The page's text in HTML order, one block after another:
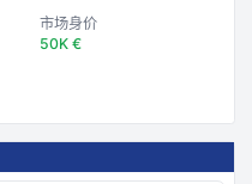
市场身价
50K €